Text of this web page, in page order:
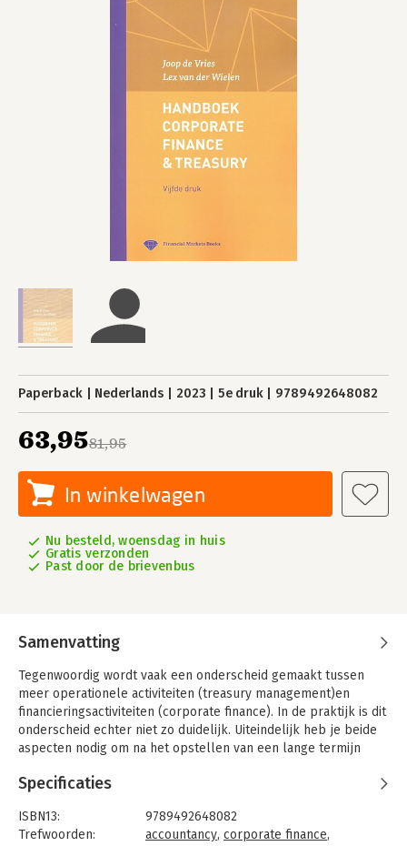
Paperback Nederlands 2023 5e druk 9789492648082
81,95
63,95
In winkelwagen
Nu besteld, woensdag in huis
Gratis verzonden
Past door de brievenbus
Samenvatting
Tegenwoordig wordt vaak een onderscheid gemaakt tussen
meer operationele activiteiten (treasury management)en
financieringsactiviteiten (corporate finance). In de praktijk is dit
onderscheid echter niet zo duidelijk. Uiteindelijk heb je beide
aspecten nodig om na het opstellen van een lange termijn
termijn en de risico’s ervan voor de onderneming te analyseren
benadering doeltreffender dan een wetenschappelijke
onderbouwing met een aantal cijfers achter de komma. Deze
Specificaties
ISBN13:
9789492648082
Trefwoorden:
accountancy, corporate finance,